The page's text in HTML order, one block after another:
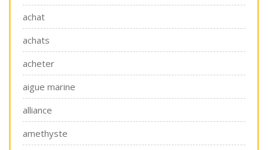
achat
achats
acheter
aigue marine
alliance
amethyste